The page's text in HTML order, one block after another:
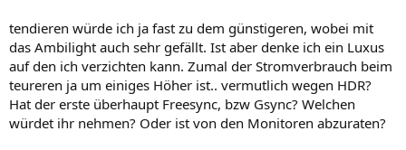
tendieren würde ich ja fast zu dem günstigeren, wobei mit
das Ambilight auch sehr gefällt. Ist aber denke ich ein Luxus
auf den ich verzichten kann. Zumal der Stromverbrauch beim
teureren ja um einiges Höher ist.. vermutlich wegen HDR?
Hat der erste überhaupt Freesync, bzw Gsync? Welchen
würdet ihr nehmen? Oder ist von den Monitoren abzuraten?